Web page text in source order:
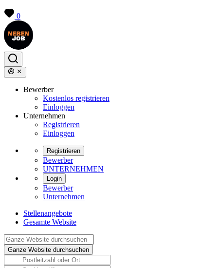
0
Bewerber
Kostenlos registrieren
Einloggen
Unternehmen
Registrieren
Einloggen
Registrieren
Bewerber
UNTERNEHMEN
Login
Bewerber
Unternehmen
Stellenangebote
Gesamte Website